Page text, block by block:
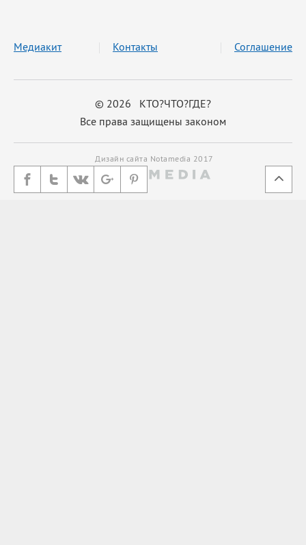
© 2026 КТО?ЧТО?ГДЕ?
Все права защищены законом
Медиакит Контакты Соглашение
Дизайн сайта Notamedia 2017